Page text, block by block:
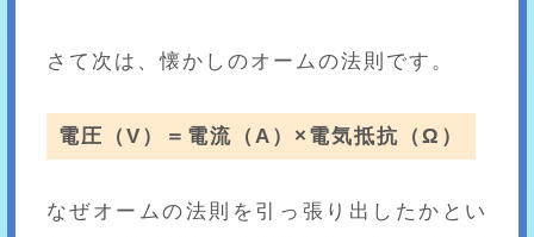
さて次は、懐かしのオームの法則です。
電圧（V）＝電流（A）×電気抵抗（Ω）
なぜオームの法則を引っ張り出したかとい